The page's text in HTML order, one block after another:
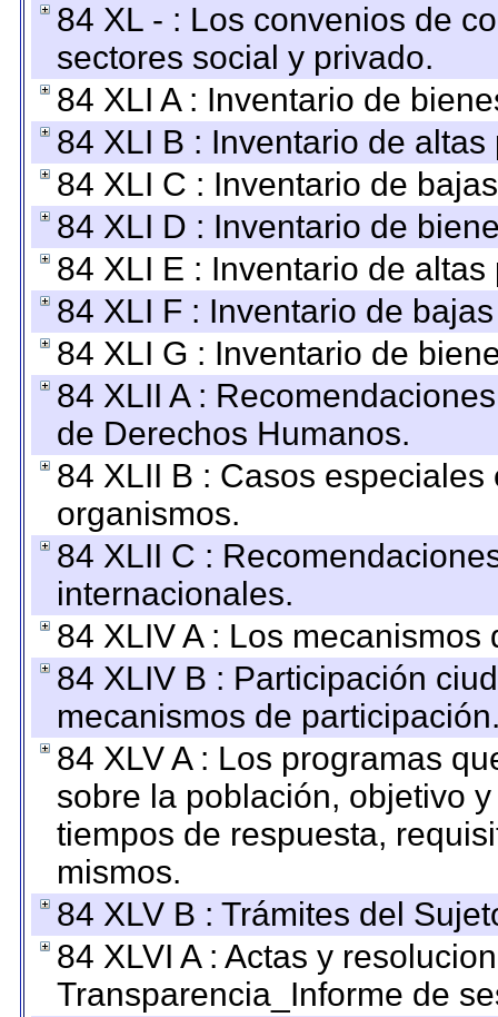
84 XL - : Los convenios de
sectores social y privado.
84 XLI A : Inventario de
84 XLI B : Inventario de
84 XLI C : Inventario de
84 XLI D : Inventario de
84 XLI E : Inventario de
84 XLI F : Inventario de
84 XLI G : Inventario de
84 XLII A :
de Derechos Humanos.
84 XLII B : Casos
organismos.
84 XLII C :
internacionales.
84 XLIV A : Los
84 XLIV B : Participación
mecanismos de
84 XLV A : Los programas
sobre la población, objetivo
tiempos de respuesta,
mismos.
84 XLV B : Trámites del
84 XLVI A : Actas y
Transparencia_Informe de